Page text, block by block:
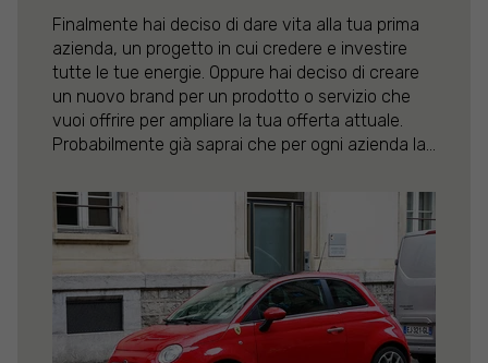
Finalmente hai deciso di dare vita alla tua prima
azienda, un progetto in cui credere e investire
tutte le tue energie. Oppure hai deciso di creare
un nuovo brand per un prodotto o servizio che
vuoi offrire per ampliare la tua offerta attuale.
Probabilmente già saprai che per ogni azienda la...